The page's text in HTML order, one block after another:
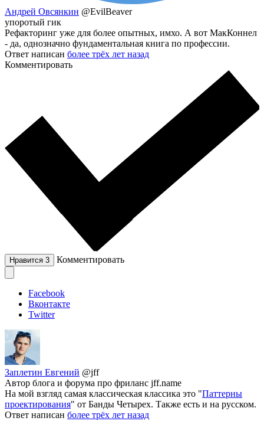
Андрей Овсянкин @EvilBeaver
упоротый гик
Рефакторинг уже для более опытных, имхо. А вот МакКоннел
- да, однозначно фундаментальная книга по профессии.
Ответ написан более трёх лет назад
Комментировать
Нравится 3 Комментировать
Facebook
Вконтакте
Twitter
Заплетин Евгений @jff
Автор блога и форума про фриланс jff.name
На мой взгляд самая классическая классика это "Паттерны
проектирования" от Банды Четырех. Также есть и на русском.
Ответ написан более трёх лет назад